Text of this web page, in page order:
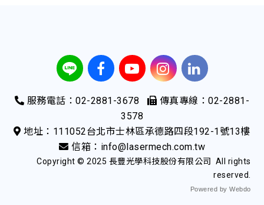
服務電話：02-2881-3678
傳真專線：02-2881-
3578
地址：111052台北市士林區承德路四段192-1號13樓
信箱：info@lasermech.com.tw
Copyright © 2025 長豐光學科技股份有限公司 All rights
reserved.
Powered by Webdo